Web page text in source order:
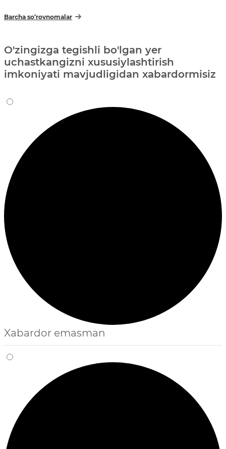
Barcha so‘rovnomalar
O'zingizga tegishli bo'lgan yer
uchastkangizni xususiylashtirish
imkoniyati mavjudligidan xabardormisiz
Xabardor emasman